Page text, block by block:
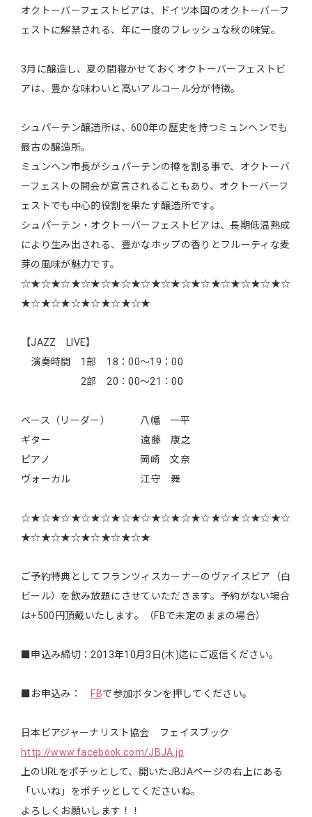
オクトーバーフェストビアは、ドイツ本国のオクトーバーフ
ェストに解禁される、年に一度のフレッシュな秋の味覚。
3月に醸造し、夏の間寝かせておくオクトーバーフェストビ
アは、豊かな味わいと高いアルコール分が特徴。
シュパーテン醸造所は、600年の歴史を持つミュンヘンでも
最古の醸造所。
ミュンヘン市長がシュパーテンの樽を割る事で、オクトーバ
ーフェストの開会が宣言されることもあり、オクトーバーフ
ェストでも中心的役割を果たす醸造所です。
シュパーテン・オクトーバーフェストビアは、長期低温熟成
により生み出される、豊かなホップの香りとフルーティな麦
芽の風味が魅力です。
☆★☆★☆★☆★☆★☆★☆★☆★☆★☆★☆★☆★☆★☆
★☆★☆★☆★☆★☆★☆★
【JAZZ LIVE】
演奏時間 1部 18：00～19：00
2部 20：00～21：00
ベース（リーダー） 八幡 一平
ギター 遠藤 康之
ピアノ 岡崎 文奈
ヴォーカル 江守 舞
☆★☆★☆★☆★☆★☆★☆★☆★☆★☆★☆★☆★☆★☆
★☆★☆★☆★☆★☆★☆★
ご予約特典としてフランツィスカーナーのヴァイスビア（白
ビール）を飲み放題にさせていただきます。予約がない場合
は+500円頂戴いたします。（FBで未定のままの場合）
■申込み締切：2013年10月3日(木)迄にご返信ください。
■お申込み： FBで参加ボタンを押してください。
日本ビアジャーナリスト協会 フェイスブック
http://www.facebook.com/JBJA.jp
上のURLをポチッとして、開いたJBJAページの右上にある
「いいね」をポチッとしてくださいね。
よろしくお願いします！！